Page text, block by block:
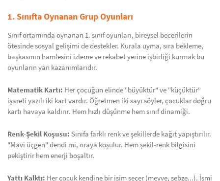
1. Sınıfta Oynanan Grup Oyunları
Sınıf ortamında oynanan 1. sınıf oyunları, bireysel becerilerin
ötesinde sosyal gelişimi de destekler. Kurala uyma, sıra bekleme,
başkasının hamlesini izleme ve rekabet yerine işbirliği kurmak bu
oyunların yan kazanımlarıdır.
Matematik Kartı: Her çocuğun elinde "büyüktür" ve "küçüktür"
işareti yazılı iki kart vardır. Öğretmen iki sayı söyler, çocuklar doğru
kartı havaya kaldırır. Hem hızlı düşünme hem sınıf dinamiği.
Renk-Şekil Koşusu: Sınıfa farklı renk ve şekillerde kağıt yapıştırılır.
"Mavi üçgen" dendi mi, oraya koşulur. Hem şekil-renk bilgisini
pekiştirir hem enerji boşaltır.
Yattı Kalktı: Her çocuk kendine bir isim seçer (meyve, sebze...). İsmi